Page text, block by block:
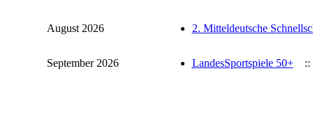
August 2026 2. Mitteldeutsche
September 2026 LandesSportspiele 50+ ::